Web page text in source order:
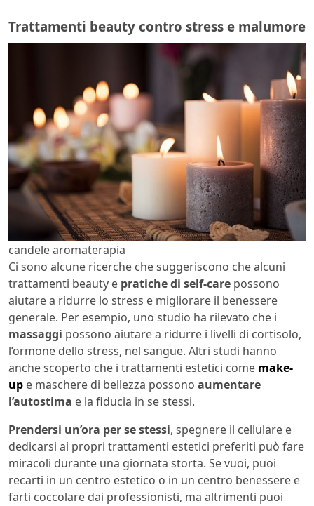
Trattamenti beauty contro stress e malumore
candele aromaterapia
Ci sono alcune ricerche che suggeriscono che alcuni
trattamenti beauty e pratiche di self-care possono
aiutare a ridurre lo stress e migliorare il benessere
generale. Per esempio, uno studio ha rilevato che i
massaggi possono aiutare a ridurre i livelli di cortisolo,
l’ormone dello stress, nel sangue. Altri studi hanno
anche scoperto che i trattamenti estetici come make-
up e maschere di bellezza possono aumentare
l’autostima e la fiducia in se stessi.
Prendersi un’ora per se stessi, spegnere il cellulare e
dedicarsi ai propri trattamenti estetici preferiti può fare
miracoli durante una giornata storta. Se vuoi, puoi
recarti in un centro estetico o in un centro benessere e
farti coccolare dai professionisti, ma altrimenti puoi